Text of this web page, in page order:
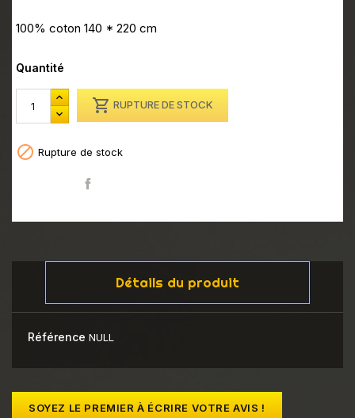
100% coton 140 * 220 cm
Quantité
 RUPTURE DE STOCK
 Rupture de stock
Détails du produit
Référence NULL
SOYEZ LE PREMIER À ÉCRIRE VOTRE AVIS !